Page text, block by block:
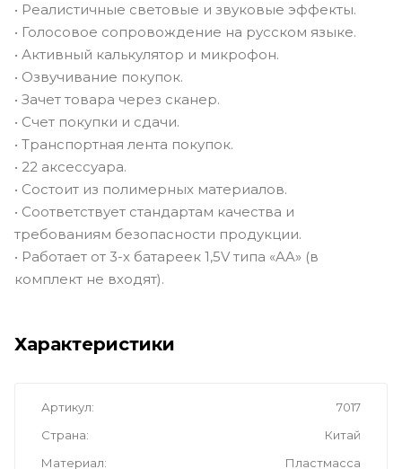
• Реалистичные световые и звуковые эффекты.
• Голосовое сопровождение на русском языке.
• Активный калькулятор и микрофон.
• Озвучивание покупок.
• Зачет товара через сканер.
• Счет покупки и сдачи.
• Транспортная лента покупок.
• 22 аксессуара.
• Состоит из полимерных материалов.
• Соответствует стандартам качества и
требованиям безопасности продукции.
• Работает от 3-х батареек 1,5V типа «AA» (в
комплект не входят).
Характеристики
Артикул
7017
Страна
Китай
Материал
Пластмасса